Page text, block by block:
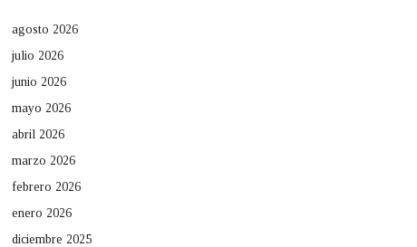
agosto 2026
julio 2026
junio 2026
mayo 2026
abril 2026
marzo 2026
febrero 2026
enero 2026
diciembre 2025